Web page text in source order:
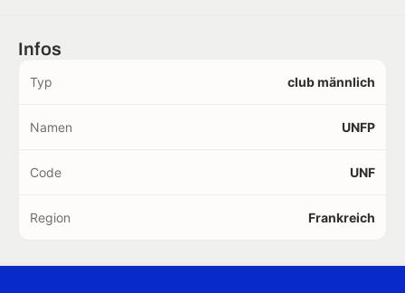
Infos
Typ club männlich
Namen UNFP
Code UNF
Region Frankreich